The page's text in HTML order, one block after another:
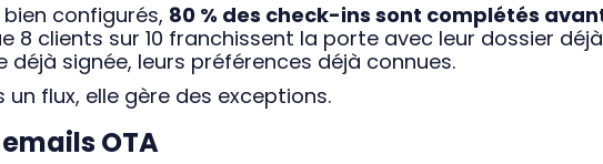
configurés, 80 % des check-ins sont complétés
8 clients sur 10 franchissent la porte avec leur dossier déjà
signée, leurs préférences déjà connues.
flux, elle gère des exceptions.
OTA